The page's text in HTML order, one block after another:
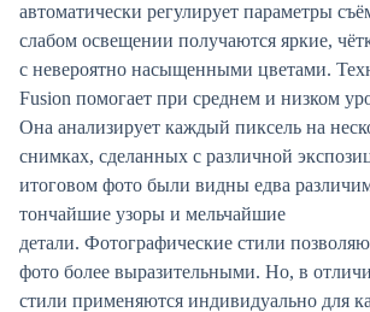
автоматически регулирует параметры
слабом освещении получаются яркие,
с невероятно насыщенными цветами.
Fusion помогает при среднем и низком
Она анализирует каждый пиксель на
снимках, сделанных с различной
итоговом фото были видны едва
тончайшие узоры и мельчайшие
детали. Фотографические стили
фото более вырази­тель­ными. Но, в
стили применяются индивидуально для